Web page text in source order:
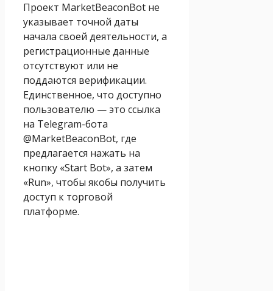
Проект MarketBeaconBot не
указывает точной даты
начала своей деятельности, а
регистрационные данные
отсутствуют или не
поддаются верификации.
Единственное, что доступно
пользователю — это ссылка
на Telegram-бота
@MarketBeaconBot, где
предлагается нажать на
кнопку «Start Bot», а затем
«Run», чтобы якобы получить
доступ к торговой
платформе.